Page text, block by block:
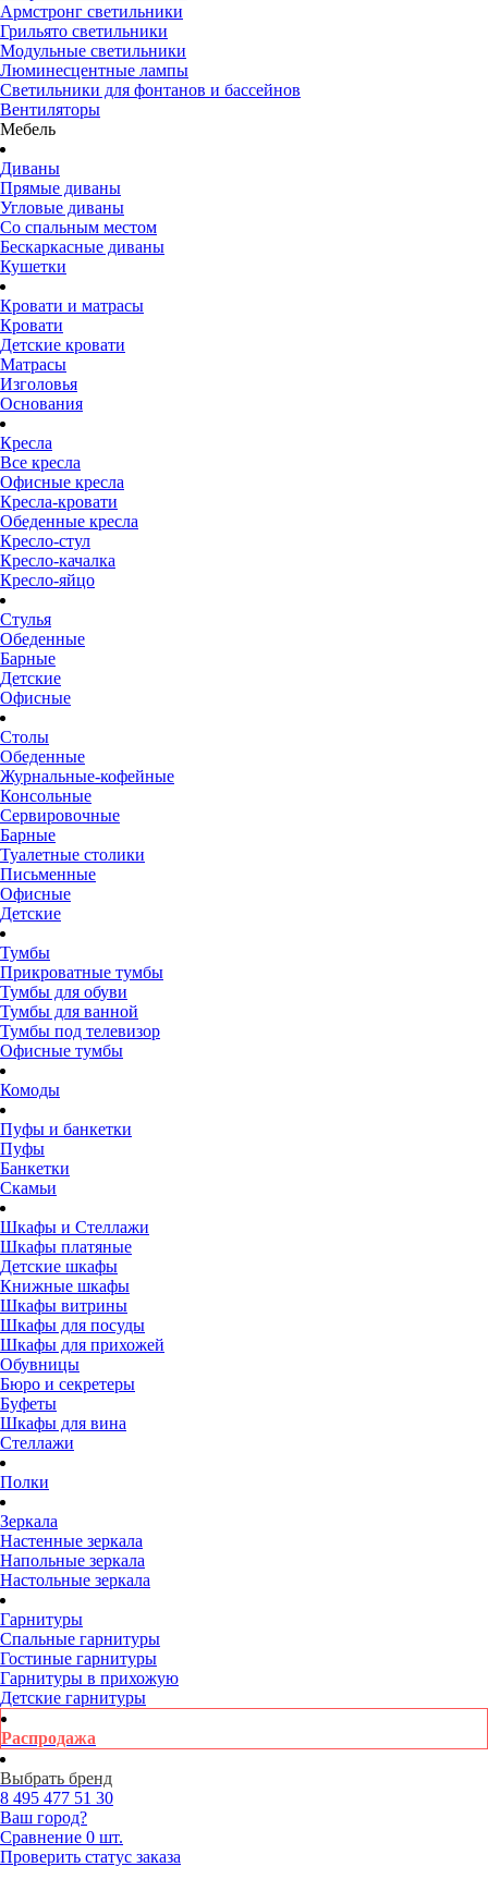
Армстронг светильники
Грильято светильники
Модульные светильники
Люминесцентные лампы
Светильники для фонтанов и бассейнов
Вентиляторы
Мебель
Диваны
Прямые диваны
Угловые диваны
Со спальным местом
Бескаркасные диваны
Кушетки
Кровати и матрасы
Кровати
Детские кровати
Матрасы
Изголовья
Основания
Кресла
Все кресла
Офисные кресла
Кресла-кровати
Обеденные кресла
Кресло-стул
Кресло-качалка
Кресло-яйцо
Стулья
Обеденные
Барные
Детские
Офисные
Столы
Обеденные
Журнальные-кофейные
Консольные
Сервировочные
Барные
Туалетные столики
Письменные
Офисные
Детские
Тумбы
Прикроватные тумбы
Тумбы для обуви
Тумбы для ванной
Тумбы под телевизор
Офисные тумбы
Комоды
Пуфы и банкетки
Пуфы
Банкетки
Скамьи
Шкафы и Стеллажи
Шкафы платяные
Детские шкафы
Книжные шкафы
Шкафы витрины
Шкафы для посуды
Шкафы для прихожей
Обувницы
Бюро и секретеры
Буфеты
Шкафы для вина
Стеллажи
Полки
Зеркала
Настенные зеркала
Напольные зеркала
Настольные зеркала
Гарнитуры
Спальные гарнитуры
Гостиные гарнитуры
Гарнитуры в прихожую
Детские гарнитуры
Распродажа
Выбрать бренд
8 495 477 51 30
Ваш город?
Сравнение 0 шт.
Проверить статус заказа